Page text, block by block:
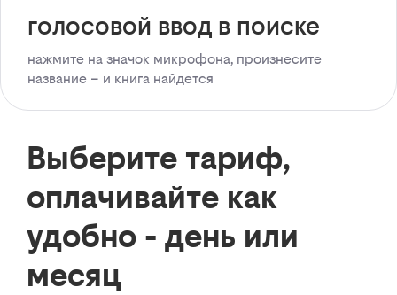
голосовой ввод в поиске
нажмите на значок микрофона, произнесите
название – и книга найдется
Выберите тариф,
оплачивайте как
удобно - день или
месяц